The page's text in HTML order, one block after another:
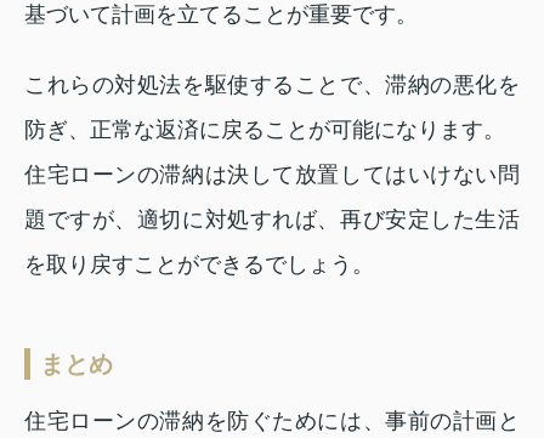
基づいて計画を立てることが重要です。
これらの対処法を駆使することで、滞納の悪化を
防ぎ、正常な返済に戻ることが可能になります。
住宅ローンの滞納は決して放置してはいけない問
題ですが、適切に対処すれば、再び安定した生活
を取り戻すことができるでしょう。
まとめ
住宅ローンの滞納を防ぐためには、事前の計画と